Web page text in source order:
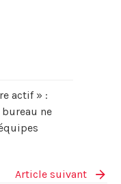
actif » :
ne
Article suivant